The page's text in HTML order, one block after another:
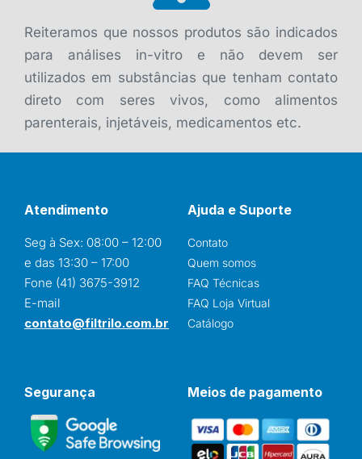
Reiteramos que nossos produtos são indicados
para análises in-vitro e não devem ser
utilizados em substâncias que tenham contato
direto com seres vivos, como alimentos
parenterais, injetáveis, medicamentos etc.
Atendimento
Seg à Sex: 08:00 – 12:00
e das 13:30 – 17:00
Fone (41) 3675-3912
E-mail
contato@filtrilo.com.br
Ajuda e Suporte
Contato
Quem somos
FAQ Técnicas
FAQ Loja Virtual
Catálogo
Segurança Meios de pagamento